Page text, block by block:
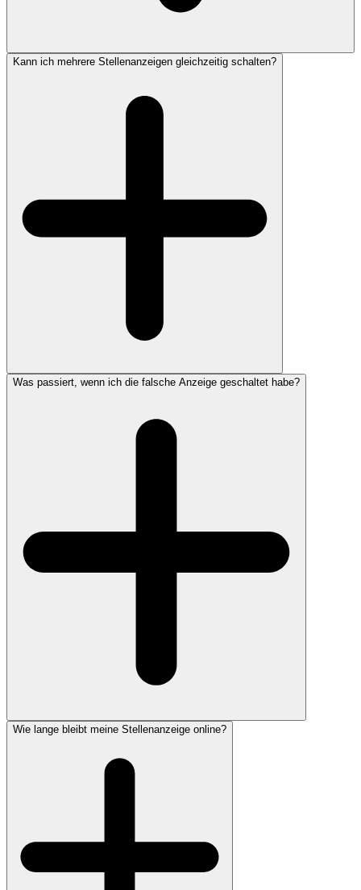
Kann ich mehrere Stellenanzeigen gleichzeitig schalten?
Was passiert, wenn ich die falsche Anzeige geschaltet habe?
Wie lange bleibt meine Stellenanzeige online?